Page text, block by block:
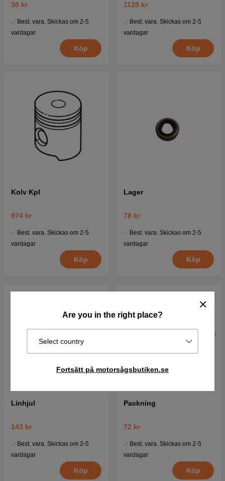
Are you in the right place?
Select country
Fortsätt på motorsågsbutiken.se
30 kr
Best. vara. Skickas om 2-5
vardagar
Köp
1120 kr
Best. vara. Skickas om 2-5
vardagar
Köp
Kolv Kpl
974 kr
Best. vara. Skickas om 2-5
vardagar
Köp
Lager
78 kr
Best. vara. Skickas om 2-5
vardagar
Köp
Linhjul
143 kr
Best. vara. Skickas om 2-5
vardagar
Köp
Packning
72 kr
Best. vara. Skickas om 2-5
vardagar
Köp